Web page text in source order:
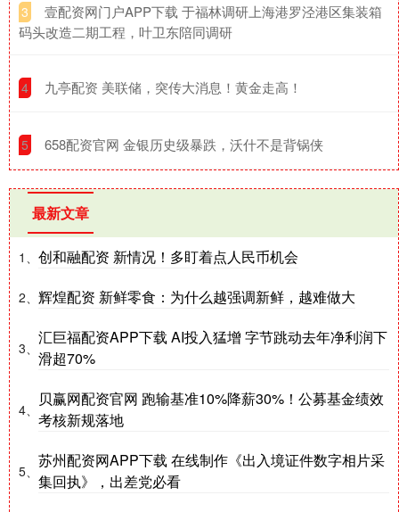
3
​壹配资网门户APP下载 于福林调研上海港罗泾港区集装箱
码头改造二期工程，叶卫东陪同调研
4 ​九亭配资 美联储，突传大消息！黄金走高！
5 ​658配资官网 金银历史级暴跌，沃什不是背锅侠
最新文章
1、 创和融配资 新情况！多盯着点人民币机会
2、 辉煌配资 新鲜零食：为什么越强调新鲜，越难做大
3、
汇巨福配资APP下载 AI投入猛增 字节跳动去年净利润下
滑超70%
4、
贝赢网配资官网 跑输基准10%降薪30%！公募基金绩效
考核新规落地
5、
苏州配资网APP下载 在线制作《出入境证件数字相片采
集回执》，出差党必看